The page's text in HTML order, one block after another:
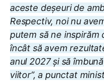
aceste deșeuri de
Respectiv, noi nu
putem să ne inspirăm
încât să avem
anul 2027 și să
viitor”, a punctat